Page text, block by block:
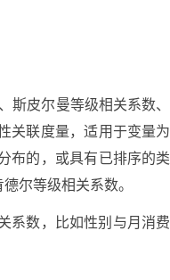
斯皮尔曼等级相关系数、
关联度量，适用于变量为
布的，或具有已排序的类
尔等级相关系数。
系数，比如性别与月消费